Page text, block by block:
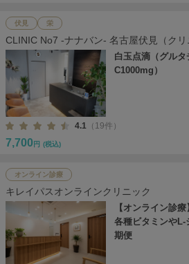
伏見 栄
CLINIC No7 -ナナバン- 名古屋伏見（クリ
白玉点滴（グル
C1000mg）
4.1 （19件）
7,700 円 (税込)
オンライン診療
キレイパスオンラインクリニック
【オンライン診
各種ビタミンやL-
期便